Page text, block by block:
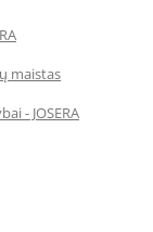
maistas
- JOSERA